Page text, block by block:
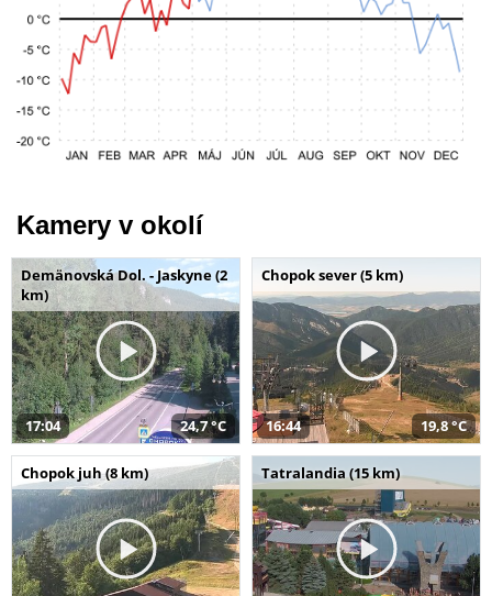
Kamery v okolí
Demänovská Dol. - Jaskyne (2
km)
17:04 24,7 °C
Chopok sever (5 km)
16:44 19,8 °C
Chopok juh (8 km) Tatralandia (15 km)